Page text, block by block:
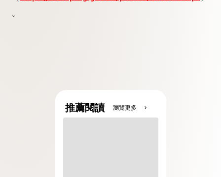
。
推薦閱讀 瀏覽更多 chevron_right